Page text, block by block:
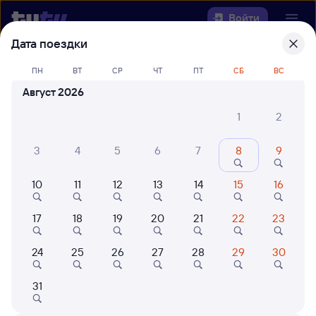
Войти
Выберите день, чтобы найтиж/д
билеты Дальнереченск-1 —
Когда
Кто едет
Дата поездки
ПН ВТ СР ЧТ ПТ СБ ВС
Август 2026
1
2
3 4 5 6 7 8 9
10 11 12 13 14 15 16
17 18 19 20 21 22 23
24 25 26 27 28 29 30
31